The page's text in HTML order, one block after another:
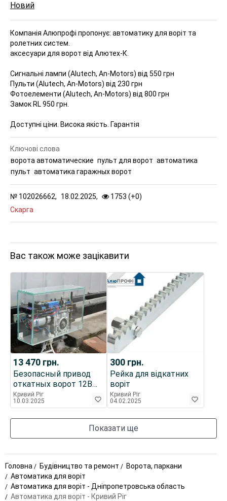
Новий
Компанія Алюпрофі пропонує: автоматику для воріт та
ролетних систем.
аксесуари для ворот від Алютех-К.
Сигнальні лампи (Alutech, An-Motors) від 550 грн
Пульти (Alutech, An-Motors) від 230 грн
Фотоелементи (Alutech, An-Motors) від 800 грн
Замок RL 950 грн.
Доступні ціни. Висока якість. Гарантія
№ 102026662, 18.02.2025, 1753 (+0)
Скарга
Ключові слова
ворота автоматические пульт для ворот автоматика
пульт автоматика гаражных ворот
Вас також може зацікавити
13 470 грн.
Безопасный привод
откатных ворот 12В
мотор-редуктор
автоматика
Кривий Ріг
10.03.2025
300 грн.
Рейка для відкатних
воріт
Кривий Ріг
04.02.2025
Показати ще
Головна Будівництво та ремонт
Ворота, паркани
Автоматика для воріт
Автоматика для воріт - Дніпропетровська область
Автоматика для воріт - Кривий Ріг